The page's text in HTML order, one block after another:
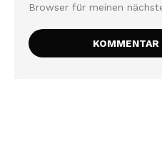
Browser für meinen